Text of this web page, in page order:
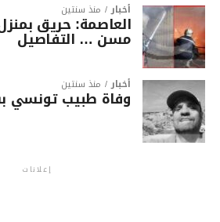
أخبار منذ سنتين
العاصمة: حريق
مسن … التفاصيل
أخبار منذ سنتين
وفاة طبيب تونسي
إعلانات